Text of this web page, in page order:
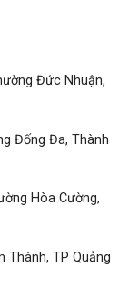
Đức Nhuận,
Đống Đa, Thành
Hòa Cường,
Thành, TP Quảng